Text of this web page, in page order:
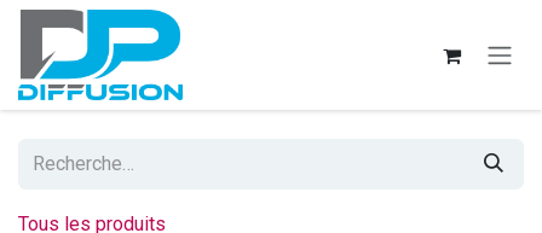
Se rendre au contenu
Tous les produits